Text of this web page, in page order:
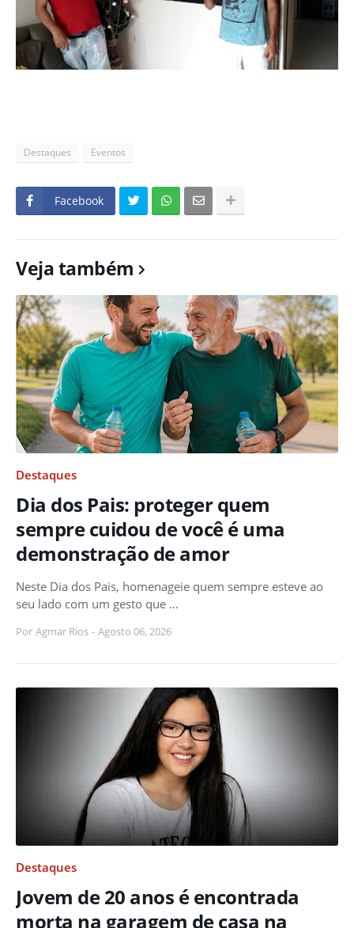
Destaques Eventos
Facebook
Veja também
Destaques
Dia dos Pais: proteger quem
sempre cuidou de você é uma
demonstração de amor
Neste Dia dos Pais, homenageie quem sempre esteve ao
seu lado com um gesto que …
Por Agmar Rios - Agosto 06, 2026
Destaques
Jovem de 20 anos é encontrada
morta na garagem de casa na